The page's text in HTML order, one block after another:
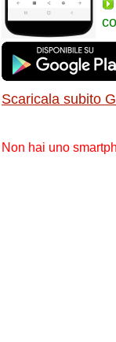
Scaricala subito
Non hai uno